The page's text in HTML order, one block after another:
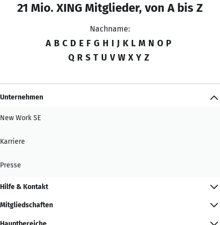
21 Mio. XING Mitglieder, von A bis Z
Nachname:
A B C D E F G H I J K L M N O P
Q R S T U V W X Y Z
Unternehmen
New Work SE
Karriere
Presse
Hilfe & Kontakt
Mitgliedschaften